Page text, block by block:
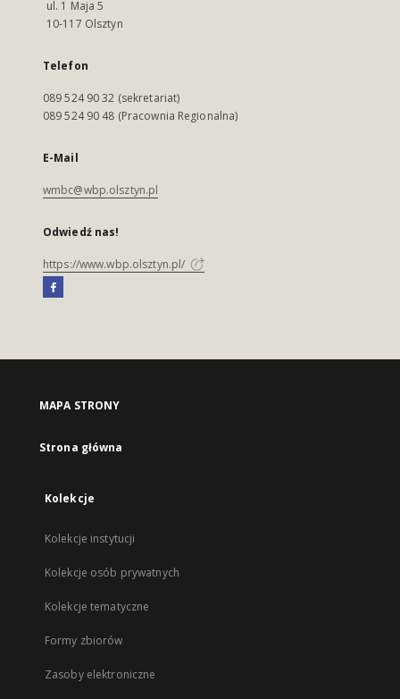
ul. 1 Maja 5
10-117 Olsztyn
Telefon
089 524 90 32 (sekretariat)
089 524 90 48 (Pracownia Regionalna)
E-Mail
wmbc@wbp.olsztyn.pl
Odwiedź nas!
https://www.wbp.olsztyn.pl/
MAPA STRONY
Strona główna
Kolekcje
Kolekcje instytucji
Kolekcje osób prywatnych
Kolekcje tematyczne
Formy zbiorów
Zasoby elektroniczne